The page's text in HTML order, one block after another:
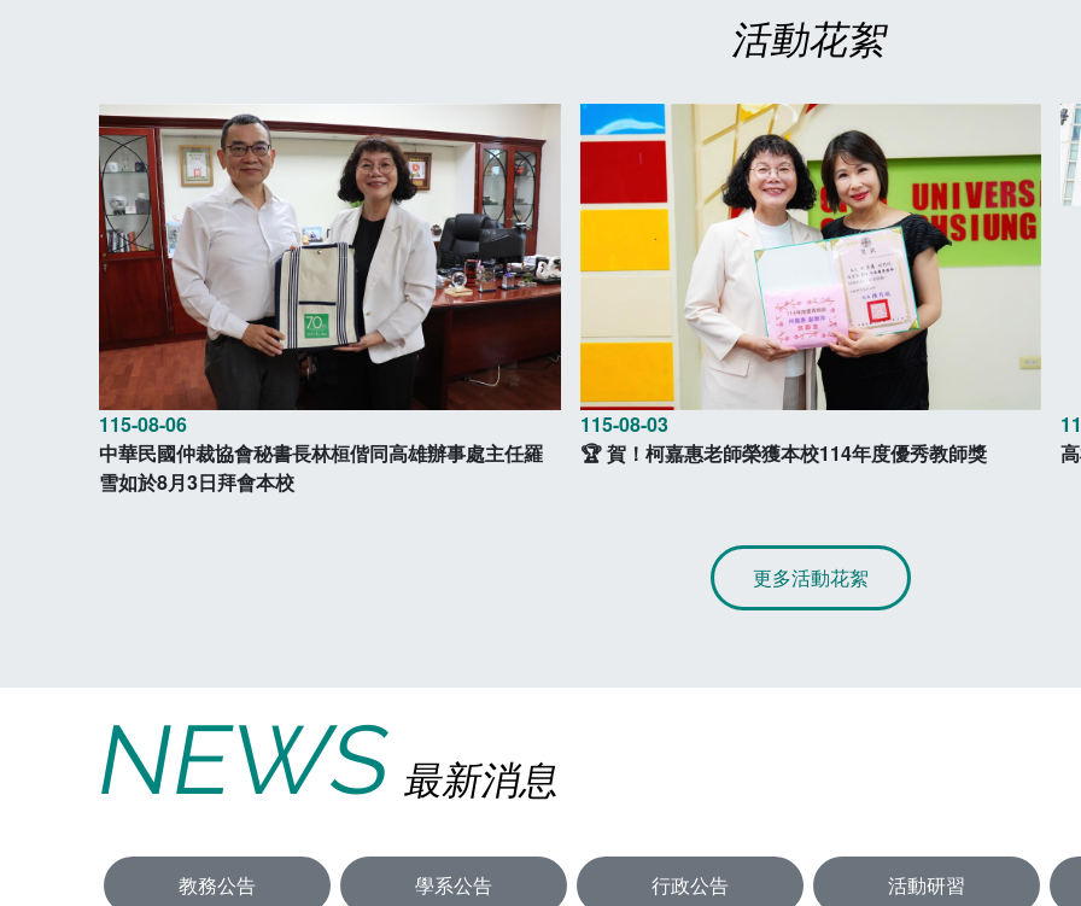
活動花絮
115-08-06
中華民國仲裁協會秘書長林桓偕同高雄辦事處主任羅
雪如於8月3日拜會本校
115-08-03
🏆 賀！柯嘉惠老師榮獲本校114年度優秀教師獎
更多活動花絮
NEWS 最新消息
教務公告 學系公告 行政公告 活動研習